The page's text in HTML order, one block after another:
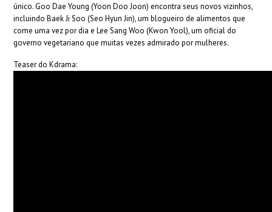
único. Goo Dae Young (Yoon Doo Joon) encontra seus novos vizinhos,
incluindo Baek Ji Soo (Seo Hyun Jin), um blogueiro de alimentos que
come uma vez por dia e Lee Sang Woo (Kwon Yool), um oficial do
governo vegetariano que muitas vezes admirado por mulheres.
Teaser do Kdrama: